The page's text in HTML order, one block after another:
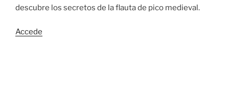
descubre los secretos de la flauta de pico medieval.
Accede